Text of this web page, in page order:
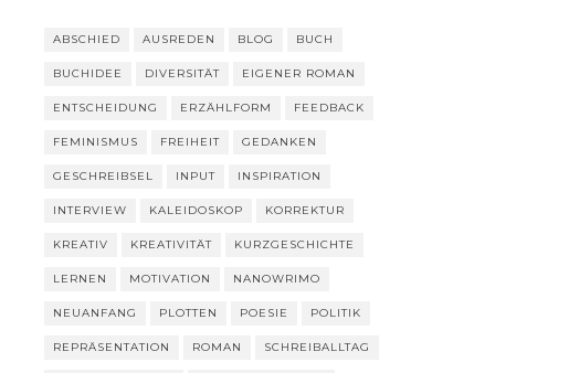
ABSCHIED AUSREDEN BLOG BUCH
BUCHIDEE DIVERSITÄT EIGENER ROMAN
ENTSCHEIDUNG ERZÄHLFORM FEEDBACK
FEMINISMUS FREIHEIT GEDANKEN
GESCHREIBSEL INPUT INSPIRATION
INTERVIEW KALEIDOSKOP KORREKTUR
KREATIV KREATIVITÄT KURZGESCHICHTE
LERNEN MOTIVATION NANOWRIMO
NEUANFANG PLOTTEN POESIE POLITIK
REPRÄSENTATION ROMAN SCHREIBALLTAG